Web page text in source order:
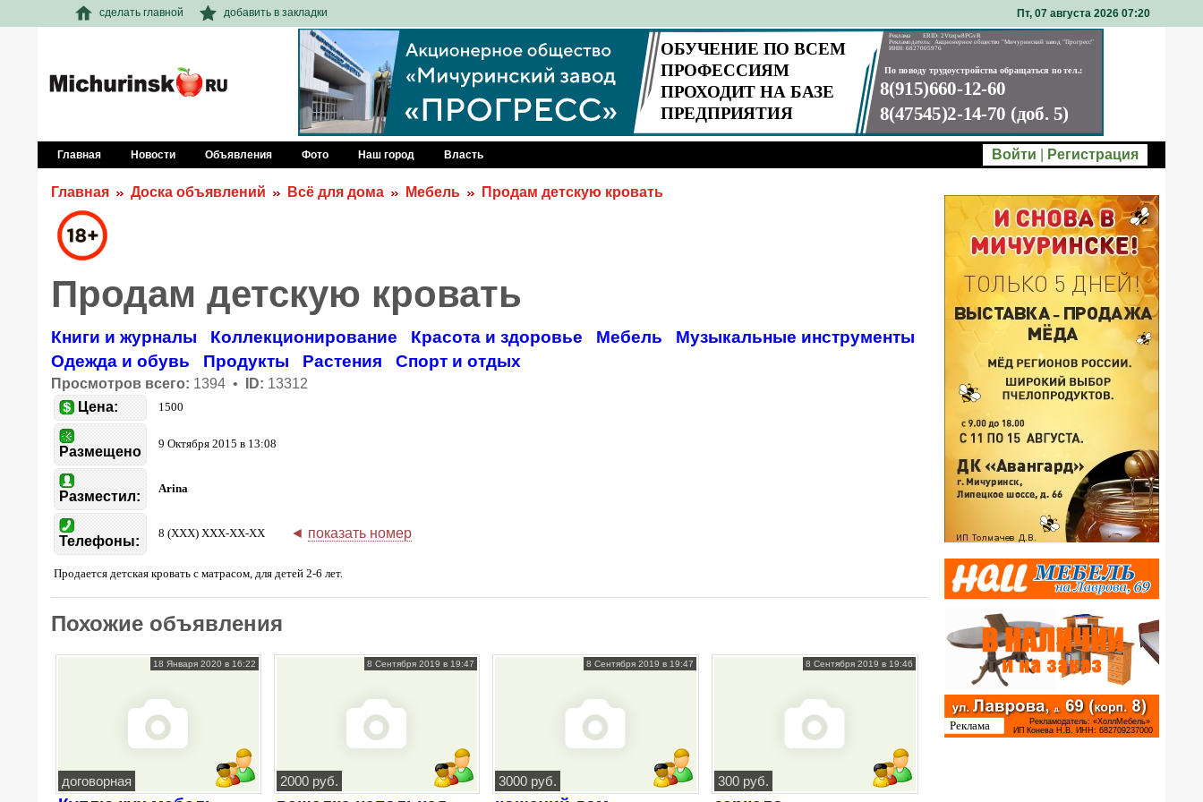
сделать главной добавить в закладки Пт, 07 августа 2026 07 20
Главная Новости Объявления Фото Наш город Власть Войти Регистрация
Главная Доска объявлений Всё для дома Мебель Продам детскую кровать
Продам детскую кровать
Книги и журналы Коллекционирование Красота и здоровье Мебель
Музыкальные инструменты
Одежда и обувь
Продукты Растения Спорт и отдых
Просмотров всего: 1394 • ID: 13312
Цена:
1500
Размещено
9 Октября 2015 в 13:08
Разместил:
Arina
Телефоны:
8 (XXX) XXX-XX-XX ◄ показать номер
Продается детская кровать с матрасом, для детей 2-6 лет.
Похожие объявления
18 Января 2020 в 16:22
договорная
8 Сентября 2019 в 19:47
2000 руб.
8 Сентября 2019 в 19:47
3000 руб.
8 Сентября 2019 в 19:46
300 руб.